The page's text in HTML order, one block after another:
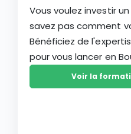
Vous voulez investir
savez pas comment
Bénéficiez de
pour vous lancer en
Voir la